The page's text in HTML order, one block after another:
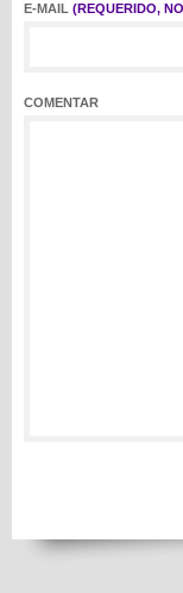
E-MAIL (REQUERIDO,
COMENTAR